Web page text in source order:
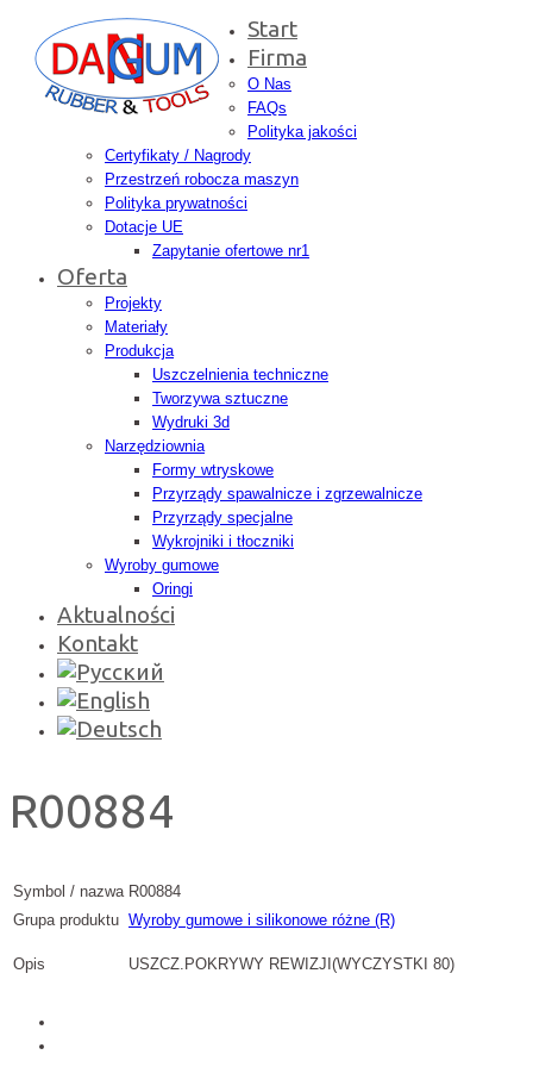
Start
Firma
O Nas
FAQs
Polityka jakości
Certyfikaty / Nagrody
Przestrzeń robocza maszyn
Polityka prywatności
Dotacje UE
Zapytanie ofertowe nr1
Oferta
Projekty
Materiały
Produkcja
Uszczelnienia techniczne
Tworzywa sztuczne
Wydruki 3d
Narzędziownia
Formy wtryskowe
Przyrządy spawalnicze i zgrzewalnicze
Przyrządy specjalne
Wykrojniki i tłoczniki
Wyroby gumowe
Oringi
Aktualności
Kontakt
R00884
Symbol / nazwa R00884
Grupa produktu Wyroby gumowe i silikonowe różne (R)
Opis USZCZ.POKRYWY REWIZJI(WYCZYSTKI 80)